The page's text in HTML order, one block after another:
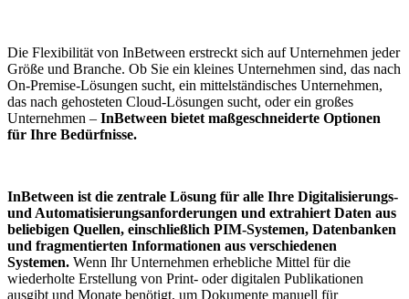
Die Flexibilität von InBetween erstreckt sich auf Unternehmen jeder
Größe und Branche. Ob Sie ein kleines Unternehmen sind, das nach
On-Premise-Lösungen sucht, ein mittelständisches Unternehmen,
das nach gehosteten Cloud-Lösungen sucht, oder ein großes
Unternehmen – InBetween bietet maßgeschneiderte Optionen
für Ihre Bedürfnisse.
InBetween ist die zentrale Lösung für alle Ihre Digitalisierungs-
und Automatisierungsanforderungen und extrahiert Daten aus
beliebigen Quellen, einschließlich PIM-Systemen, Datenbanken
und fragmentierten Informationen aus verschiedenen
Systemen. Wenn Ihr Unternehmen erhebliche Mittel für die
wiederholte Erstellung von Print- oder digitalen Publikationen
ausgibt und Monate benötigt, um Dokumente manuell für